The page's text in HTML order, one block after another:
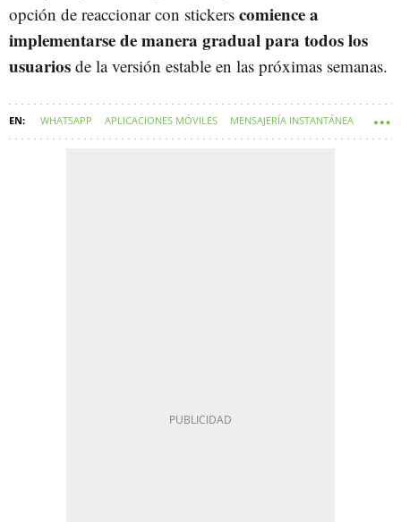
opción de reaccionar con stickers comience a
implementarse de manera gradual para todos los
usuarios de la versión estable en las próximas semanas.
WHATSAPP APLICACIONES MÓVILES MENSAJERÍA INSTANTÁNEA